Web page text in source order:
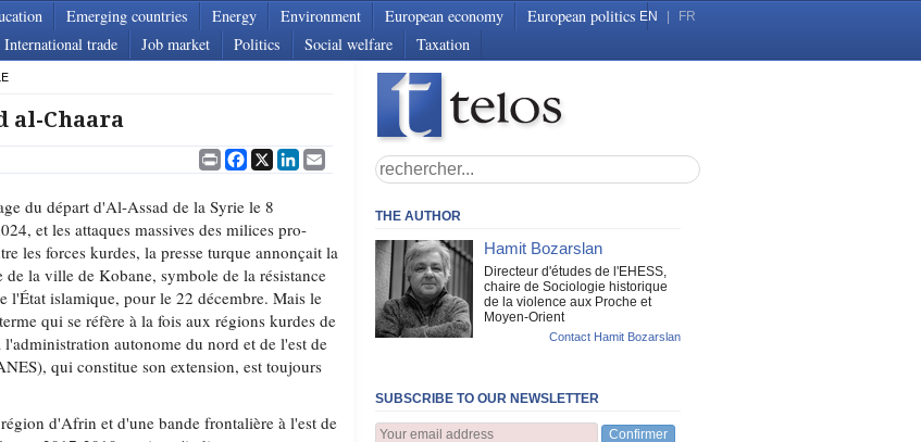
Emerging countries Energy Environment European economy
European politics
International trade Job market Politics Social welfare Taxation
EN FR
al-Chaara
PrintFacebook
X LinkedIn
Email
du départ d'Al-Assad de la Syrie le 8
et les attaques massives des milices pro-
les forces kurdes, la presse turque annonçait la
de la ville de Kobane, symbole de la résistance
l'État islamique, pour le 22 décembre. Mais le
qui se réfère à la fois aux régions kurdes de
l'administration autonome du nord et de l'est de
qui constitue son extension, est toujours
d'Afrin et d'une bande frontalière à l'est de
THE AUTHOR
Hamit Bozarslan
Directeur d'études de l'EHESS,
chaire de Sociologie historique
de la violence aux Proche et
Moyen-Orient
Contact Hamit Bozarslan
SUBSCRIBE TO OUR NEWSLETTER
Confirmer